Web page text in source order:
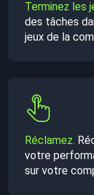
Terminez les
des tâches
jeux de la
Réclamez.
votre
sur votre